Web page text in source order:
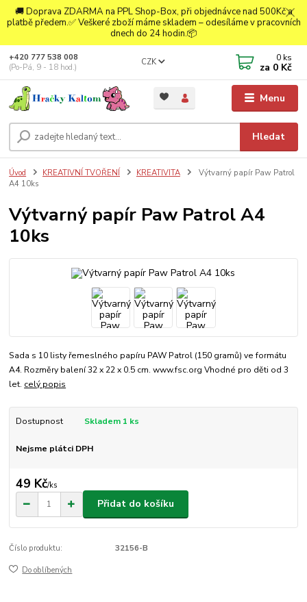
🚚 Doprava ZDARMA na PPL Shop-Box, při objednávce nad 500Kč a
platbě předem.✅ Veškeré zboží máme skladem – odesíláme v pracovních
dnech do 24 hodin.📦
Menu
CZK
Hledat
+420 777 538 008
(Po-Pá, 9 - 18 hod.)
0 ks
za 0 Kč
Úvod KREATIVNÍ TVOŘENÍ KREATIVITA
Výtvarný papír Paw Patrol
A4 10ks
Výtvarný papír Paw Patrol A4
10ks
Sada s 10 listy řemeslného papíru PAW Patrol (150 gramů) ve formátu
A4. Rozměry balení 32 x 22 x 0.5 cm. www.fsc.org Vhodné pro děti od 3
let. celý popis
Dostupnost Skladem 1 ks
Nejsme plátci DPH
49 Kč/ks
Přidat do košíku
Číslo produktu: 32156-B
Do oblíbených